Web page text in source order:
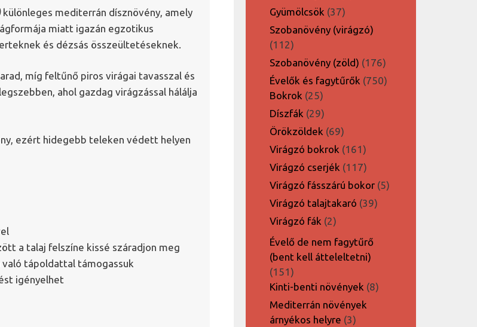
különleges mediterrán dísznövény, amely
miatt igazán egzotikus
és dézsás összeültetéseknek.
míg feltűnő piros virágai tavasszal és
ahol gazdag virágzással hálálja
ezért hidegebb teleken védett helyen
a talaj felszíne kissé száradjon meg
való tápoldattal támogassuk
igényelhet
Gyümölcsök 3737
termék
Szobanövény (virágzó)
112112
termék
Szobanövény (zöld) 176176
termék
Évelők és fagytűrők 750750
Bokrok 2525
termék
Díszfák 2929
termék
Örökzöldek 6969
termék
Virágzó bokrok 161161
termék
Virágzó cserjék 117117
termék
Virágzó fásszárú bokor 55
Virágzó talajtakaró 3939
Virágzó fák 22
termék
Évelő de nem fagytűrő
(bent kell átteleltetni)
151151
termék
Kinti-benti növények 88
Mediterrán növények
árnyékos helyre 33